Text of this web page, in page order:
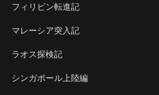
フィリピン転進記
マレーシア突入記
ラオス探検記
シンガポール上陸編